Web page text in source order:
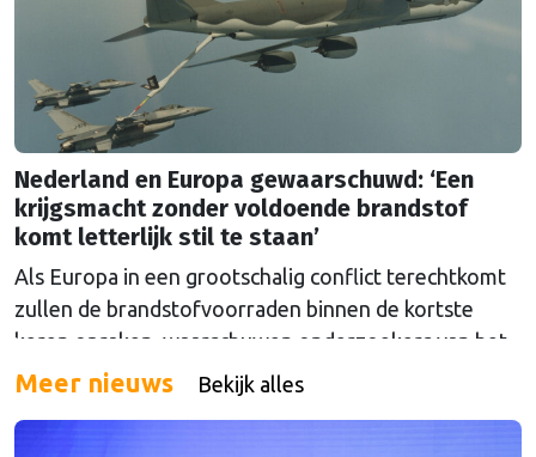
Nederland en Europa gewaarschuwd: ‘Een
krijgsmacht zonder voldoende brandstof
komt letterlijk stil te staan’
Als Europa in een grootschalig conflict terechtkomt
zullen de brandstofvoorraden binnen de kortste
keren opraken, waarschuwen onderzoekers van het
The Hague Centre for Strategic Studies. Vooral
Meer nieuws Bekijk alles